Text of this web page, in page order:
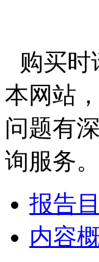
购买时
本网站
问题有
询服务。
报告
内容